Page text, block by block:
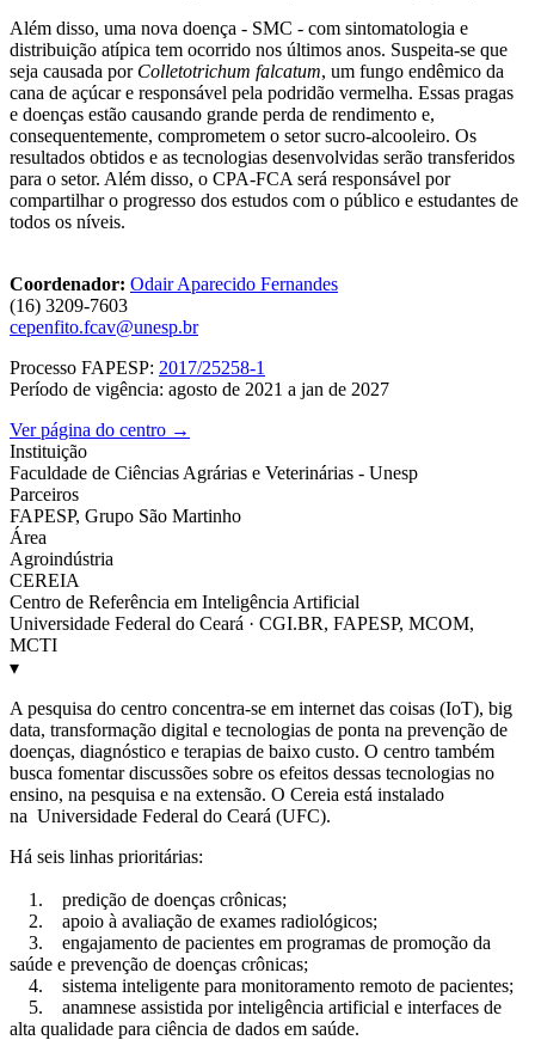
Além disso, uma nova doença - SMC - com sintomatologia e
distribuição atípica tem ocorrido nos últimos anos. Suspeita-se que
seja causada porColletotrichum falcatum, um fungo endêmico da
cana de açúcar e responsável pela podridão vermelha. Essas pragas
e doenças estão causando grande perda de rendimento e,
consequentemente, comprometem o setor sucro-alcooleiro. Os
resultados obtidos e as tecnologias desenvolvidas serão transferidos
para o setor. Além disso, o CPA-FCA será responsável por
compartilhar o progresso dos estudos com o público e estudantes de
todos os níveis.
Coordenador: Odair Aparecido Fernandes
(16) 3209-7603
cepenfito.fcav@unesp.br
Processo FAPESP: 2017/25258-1
Período de vigência: agosto de 2021 a jan de 2027
Ver página do centro →
Instituição
Faculdade de Ciências Agrárias e Veterinárias - Unesp
Parceiros
FAPESP, Grupo São Martinho
Área
Agroindústria
CEREIA
Centro de Referência em Inteligência Artificial
Universidade Federal do Ceará · CGI.BR, FAPESP, MCOM,
MCTI
▾
A pesquisa do centro concentra-se em internet das coisas (IoT), big
data, transformação digital e tecnologias de ponta na prevenção de
doenças, diagnóstico e terapias de baixo custo. O centro também
busca fomentar discussões sobre os efeitos dessas tecnologias no
ensino, na pesquisa e na extensão. O Cereia está instalado
na Universidade Federal do Ceará (UFC).
Há seis linhas prioritárias:
1. predição de doenças crônicas;
2. apoio à avaliação de exames radiológicos;
3. engajamento de pacientes em programas de promoção da
saúde e prevenção de doenças crônicas;
4. sistema inteligente para monitoramento remoto de pacientes;
5. anamnese assistida por inteligência artificial e interfaces de
alta qualidade para ciência de dados em saúde.